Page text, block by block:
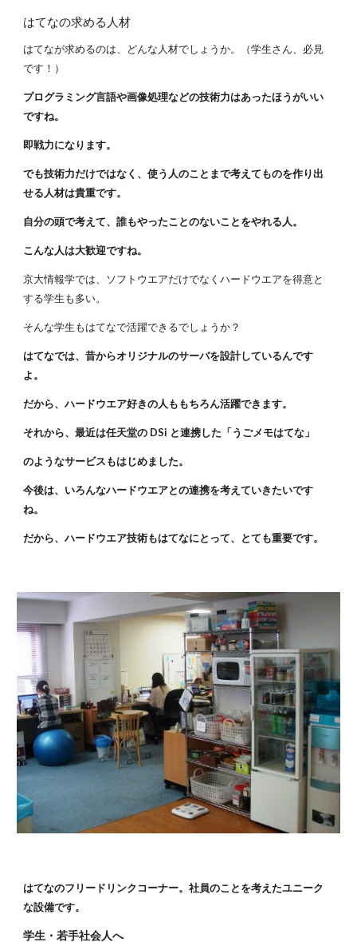
はてなの求める人材
はてなが求めるのは、どんな人材でしょうか。（学生さん、必見
です！）
プログラミング言語や画像処理などの技術力はあったほうがいい
ですね。
即戦力になります。
でも技術力だけではなく、使う人のことまで考えてものを作り出
せる人材は貴重です。
自分の頭で考えて、誰もやったことのないことをやれる人。
こんな人は大歓迎ですね。
京大情報学では、ソフトウエアだけでなくハードウエアを得意と
する学生も多い。
そんな学生もはてなで活躍できるでしょうか？
はてなでは、昔からオリジナルのサーバを設計しているんです
よ。
だから、ハードウエア好きの人ももちろん活躍できます。
それから、最近は任天堂の DSi と連携した「うごメモはてな」
のようなサービスもはじめました。
今後は、いろんなハードウエアとの連携を考えていきたいです
ね。
だから、ハードウエア技術もはてなにとって、とても重要です。
はてなのフリードリンクコーナー。社員のことを考えたユニーク
な設備です。
学生・若手社会人へ